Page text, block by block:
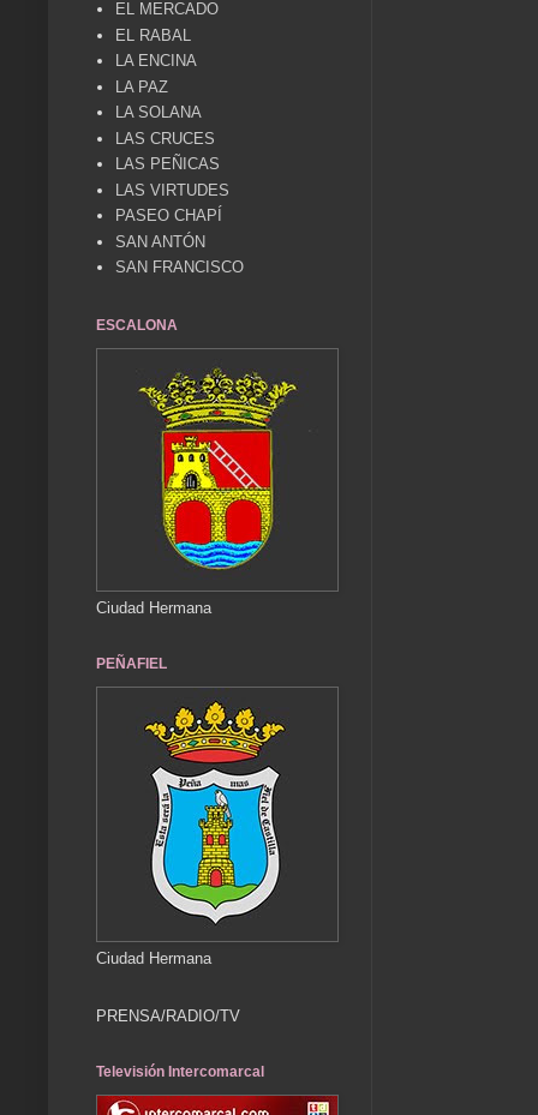
EL MERCADO
EL RABAL
LA ENCINA
LA PAZ
LA SOLANA
LAS CRUCES
LAS PEÑICAS
LAS VIRTUDES
PASEO CHAPÍ
SAN ANTÓN
SAN FRANCISCO
ESCALONA
Ciudad Hermana
PEÑAFIEL
Ciudad Hermana
PRENSA/RADIO/TV
Televisión Intercomarcal